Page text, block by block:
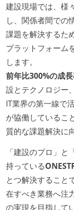
労働環境の自
日本国内であ
きる
オフィスへの
業務時間中に
2年以内に未
ジニアがいる
フレックスタ
メンバーの多
外国籍の開発
待遇・福利厚
イベントへの
建設現場では、様
し、関係者間での
課題を解決するた
プラットフォーム
します。
前年比300%の成
設とテクノロジー
IT業界の第一線で
が協働しているこ
質的な課題解決に
「建設のプロ」
持っている
とつ解決すること
在すべき業務へ注
の実現を目指して